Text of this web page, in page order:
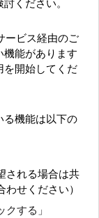
ください。
ービス経由のご
機能があります
を開始してくだ
る機能は以下の
される場合は共
せください）
する」